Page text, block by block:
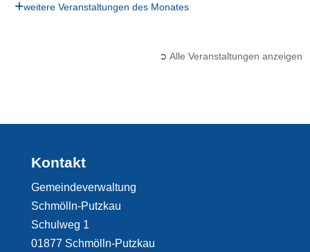
weitere Veranstaltungen des Monates
➲ Alle Veranstaltungen anzeigen
Kontakt
Gemeindeverwaltung
Schmölln-Putzkau
Schulweg 1
01877 Schmölln-Putzkau